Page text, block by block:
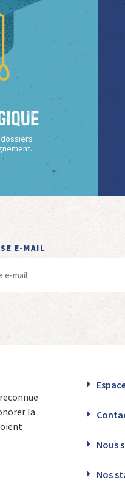
E-MAIL
la
Nous
Nos